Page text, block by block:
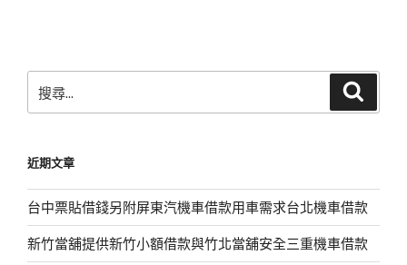
尋
字:
近期文章
台中票貼借錢另附屏東汽機車借款用車需求台北機車借款
新竹當舖提供新竹小額借款與竹北當舖安全三重機車借款